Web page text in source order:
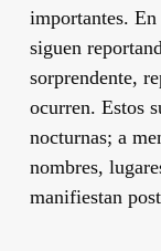
importantes. En
siguen
sorprendente,
ocurren. Estos
nocturnas; a
nombres,
manifiestan